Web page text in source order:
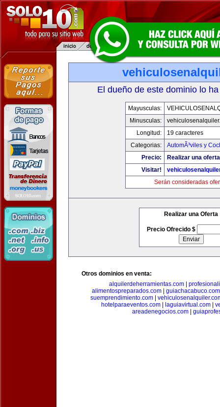
El dueño de este dominio lo
Mayusculas:
Minusculas:
Longitud:
19 caracteres
Categorias:
AutomÃ³viles y
Precio:
Realizar una
Visitar!
Serán consideradas
Realizar una Oferta
Precio Ofrecido $
Otros dominios en venta:
alquilerdeherramientas.com
alimentospreparados.com| guiachacabuco.com
suemprendimiento.com|
hotelparaeventos.com
laguiavirtual.com
areadenegocios.com|